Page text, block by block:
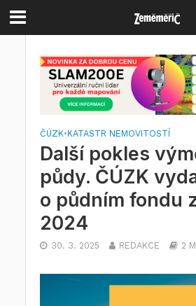
ČÚZK•KATASTR NEMOVITOSTÍ
Další pokles
půdy. ČÚZK
o půdním fondu
2024
30. 3. 2025 REDAKCE 2